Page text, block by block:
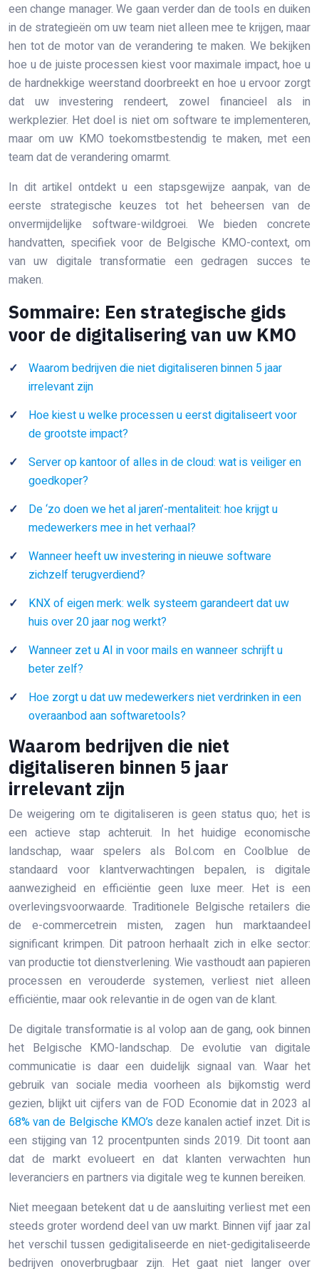
een change manager. We gaan verder dan de tools en duiken
in de strategieën om uw team niet alleen mee te krijgen, maar
hen tot de motor van de verandering te maken. We bekijken
hoe u de juiste processen kiest voor maximale impact, hoe u
de hardnekkige weerstand doorbreekt en hoe u ervoor zorgt
dat uw investering rendeert, zowel financieel als in
werkplezier. Het doel is niet om software te implementeren,
maar om uw KMO toekomstbestendig te maken, met een
team dat de verandering omarmt.
In dit artikel ontdekt u een stapsgewijze aanpak, van de
eerste strategische keuzes tot het beheersen van de
onvermijdelijke software-wildgroei. We bieden concrete
handvatten, specifiek voor de Belgische KMO-context, om
van uw digitale transformatie een gedragen succes te
maken.
Sommaire: Een strategische gids
voor de digitalisering van uw KMO
Waarom bedrijven die niet digitaliseren binnen 5 jaar
irrelevant zijn
Hoe kiest u welke processen u eerst digitaliseert voor
de grootste impact?
Server op kantoor of alles in de cloud: wat is veiliger en
goedkoper?
De ‘zo doen we het al jaren’-mentaliteit: hoe krijgt u
medewerkers mee in het verhaal?
Wanneer heeft uw investering in nieuwe software
zichzelf terugverdiend?
KNX of eigen merk: welk systeem garandeert dat uw
huis over 20 jaar nog werkt?
Wanneer zet u AI in voor mails en wanneer schrijft u
beter zelf?
Hoe zorgt u dat uw medewerkers niet verdrinken in een
overaanbod aan softwaretools?
Waarom bedrijven die niet
digitaliseren binnen 5 jaar
irrelevant zijn
De weigering om te digitaliseren is geen status quo; het is
een actieve stap achteruit. In het huidige economische
landschap, waar spelers als Bol.com en Coolblue de
standaard voor klantverwachtingen bepalen, is digitale
aanwezigheid en efficiëntie geen luxe meer. Het is een
overlevingsvoorwaarde. Traditionele Belgische retailers die
de e-commercetrein misten, zagen hun marktaandeel
significant krimpen. Dit patroon herhaalt zich in elke sector:
van productie tot dienstverlening. Wie vasthoudt aan papieren
processen en verouderde systemen, verliest niet alleen
efficiëntie, maar ook relevantie in de ogen van de klant.
De digitale transformatie is al volop aan de gang, ook binnen
het Belgische KMO-landschap. De evolutie van digitale
communicatie is daar een duidelijk signaal van. Waar het
gebruik van sociale media voorheen als bijkomstig werd
gezien, blijkt uit cijfers van de FOD Economie dat in 2023 al
68% van de Belgische KMO’sdeze kanalen actief inzet. Dit is
een stijging van 12 procentpunten sinds 2019. Dit toont aan
dat de markt evolueert en dat klanten verwachten hun
leveranciers en partners via digitale weg te kunnen bereiken.
Niet meegaan betekent dat u de aansluiting verliest met een
steeds groter wordend deel van uw markt. Binnen vijf jaar zal
het verschil tussen gedigitaliseerde en niet-gedigitaliseerde
bedrijven onoverbrugbaar zijn. Het gaat niet langer over